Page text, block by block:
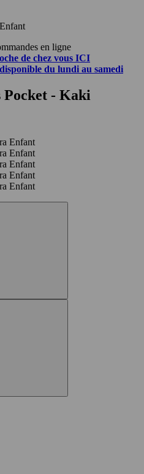
en ligne
de chez vous ICI
disponible du lundi au samedi
- Kaki